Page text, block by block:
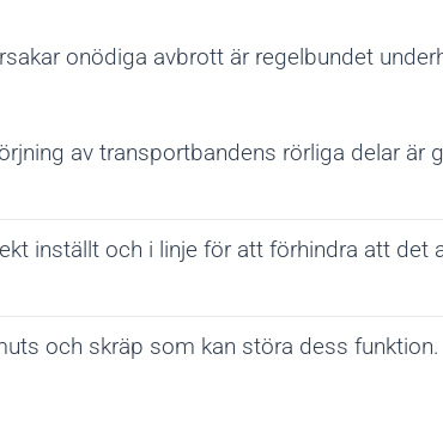
onödiga avbrott är regelbundet
av transportbandens rörliga delar är
inställt och i linje för att förhindra att det
och skräp som kan störa dess funktion.